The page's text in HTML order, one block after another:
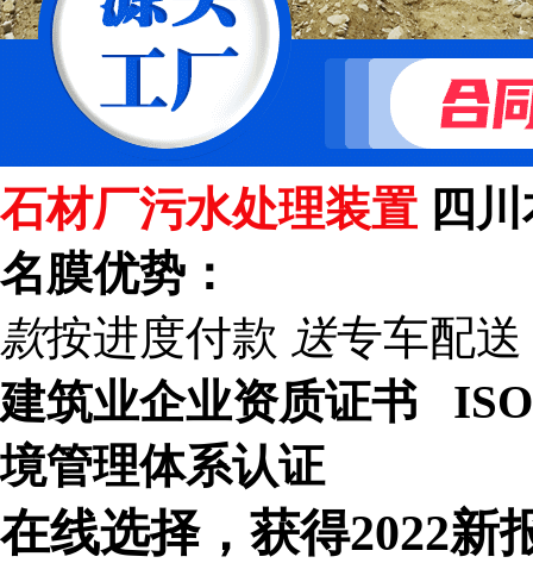
石材厂污水处理装置 四
名膜优势：
款按进度付款 送专车配送
建筑业企业资质证书
境管理体系认证
在线选择，获得2022新